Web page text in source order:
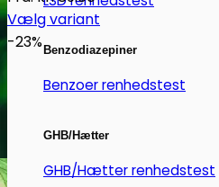
Benzodiazepiner
Benzoer renhedstest
GHB/Hætter
GHB/Hætter renhedstest
Vælg variant
Dette
flere
varianter.
Mulighederne
kan
-23%